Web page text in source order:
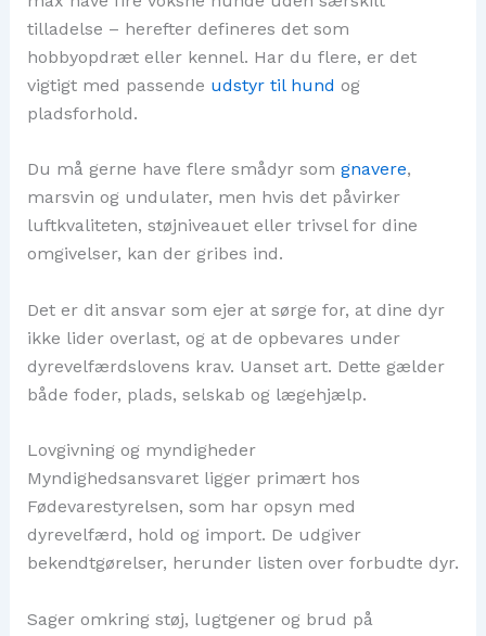
tilladelse – herefter defineres det som
hobbyopdræt eller kennel. Har du flere, er det
vigtigt med passende udstyr til hund og
pladsforhold.
Du må gerne have flere smådyr som gnavere,
marsvin og undulater, men hvis det påvirker
luftkvaliteten, støjniveauet eller trivsel for dine
omgivelser, kan der gribes ind.
Det er dit ansvar som ejer at sørge for, at dine dyr
ikke lider overlast, og at de opbevares under
dyrevelfærdslovens krav. Uanset art. Dette gælder
både foder, plads, selskab og lægehjælp.
Lovgivning og myndigheder
Myndighedsansvaret ligger primært hos
Fødevarestyrelsen, som har opsyn med
dyrevelfærd, hold og import. De udgiver
bekendtgørelser, herunder listen over forbudte dyr.
Sager omkring støj, lugtgener og brud på